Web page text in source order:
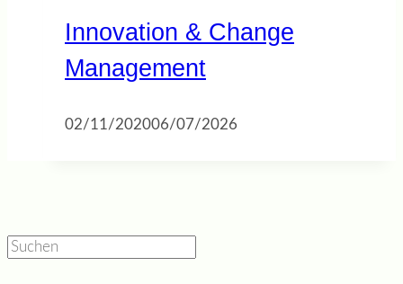
Innovation & Change
Management
02/11/202006/07/2026
Suchen